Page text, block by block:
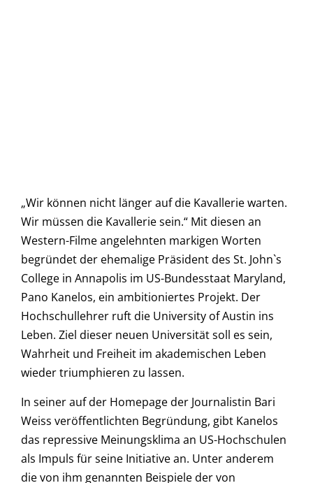
„Wir können nicht länger auf die Kavallerie warten.
Wir müssen die Kavallerie sein.“ Mit diesen an
Western-Filme angelehnten markigen Worten
begründet der ehemalige Präsident des St. John`s
College in Annapolis im US-Bundesstaat Maryland,
Pano Kanelos, ein ambitioniertes Projekt. Der
Hochschullehrer ruft die University of Austin ins
Leben. Ziel dieser neuen Universität soll es sein,
Wahrheit und Freiheit im akademischen Leben
wieder triumphieren zu lassen.
In seiner auf der Homepage der Journalistin Bari
Weiss veröffentlichten Begründung, gibt Kanelos
das repressive Meinungsklima an US-Hochschulen
als Impuls für seine Initiative an. Unter anderem
die von ihm genannten Beispiele der von